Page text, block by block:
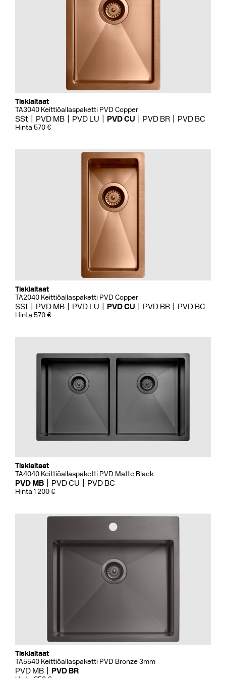
Tiskialtaat
TA3040 Keittiöallaspaketti PVD Copper
SSt PVD MB PVD LU PVD CU PVD BR PVD BC
Hinta 570 €
Tiskialtaat
TA2040 Keittiöallaspaketti PVD Copper
SSt PVD MB PVD LU PVD CU PVD BR PVD BC
Hinta 570 €
Tiskialtaat
TA4040 Keittiöallaspaketti PVD Matte Black
PVD MB PVD CU PVD BC
Hinta 1 200 €
Tiskialtaat
TA5540 Keittiöallaspaketti PVD Bronze 3mm
PVD MB PVD BR